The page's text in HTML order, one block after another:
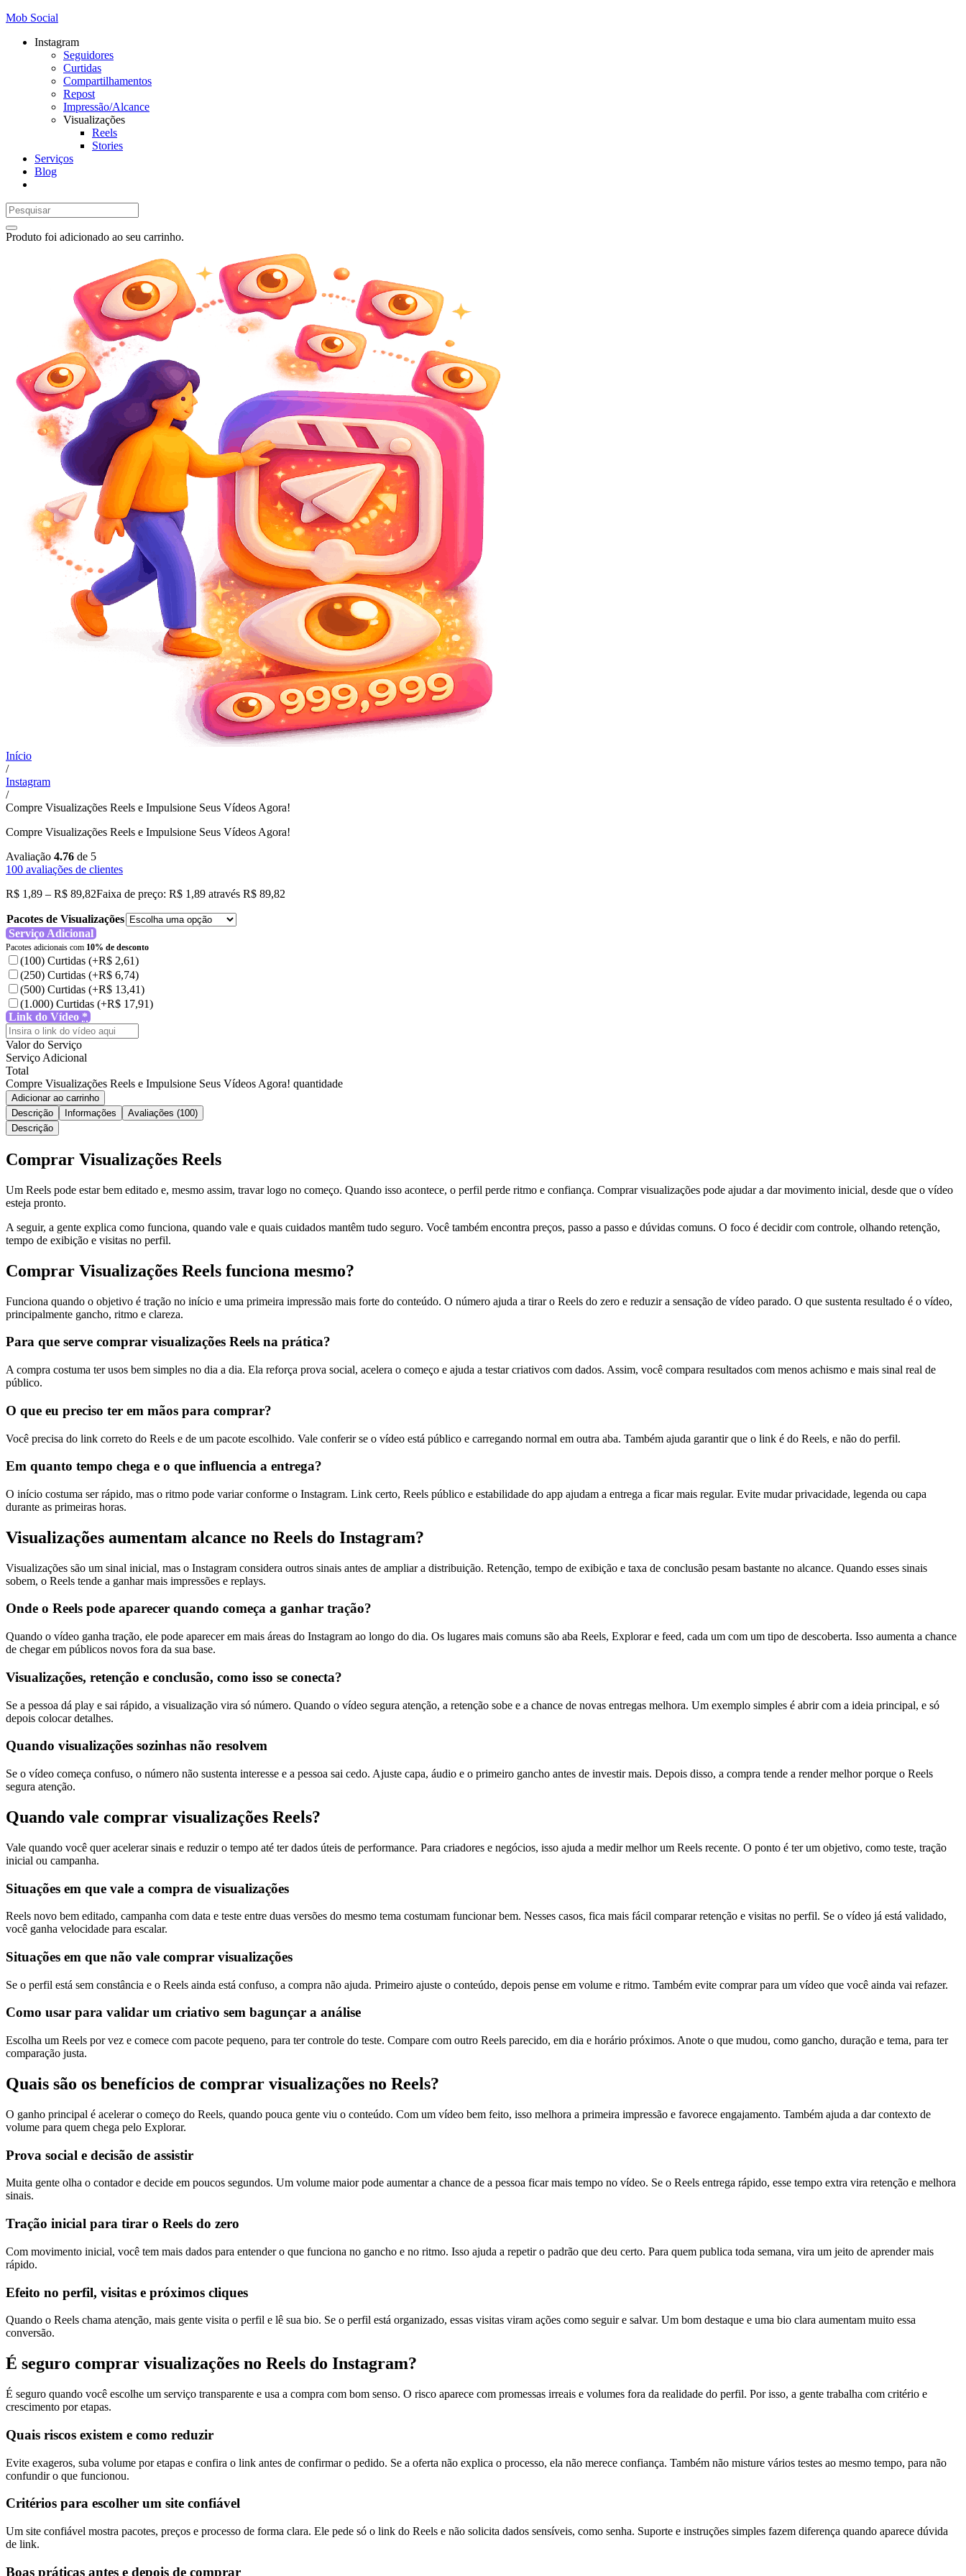
Mob Social
Instagram
Seguidores
Curtidas
Compartilhamentos
Repost
Impressão/Alcance
Visualizações
Reels
Stories
Serviços
Blog
Produto foi adicionado ao seu carrinho.
Início
/
Instagram
/
Compre Visualizações Reels e Impulsione Seus Vídeos Agora!
Compre Visualizações Reels e Impulsione Seus Vídeos Agora!
Avaliação 4.76 de 5
100 avaliações de clientes
R$ 1,89 – R$ 89,82Faixa de preço: R$ 1,89 através R$ 89,82
Pacotes de Visualizações
Serviço Adicional
Pacotes adicionais com 10% de desconto
(100) Curtidas (+R$ 2,61)
(250) Curtidas (+R$ 6,74)
(500) Curtidas (+R$ 13,41)
(1.000) Curtidas (+R$ 17,91)
Link do Vídeo *
Valor do Serviço
Serviço Adicional
Total
Compre Visualizações Reels e Impulsione Seus Vídeos Agora! quantidade
Adicionar ao carrinho
Descrição
Informações
Avaliações (100)
Descrição
Comprar Visualizações Reels
Um Reels pode estar bem editado e, mesmo assim, travar logo no começo. Quando isso acontece, o perfil perde ritmo e confiança. Comprar visualizações pode ajudar a dar movimento inicial, desde que o vídeo
esteja pronto.
A seguir, a gente explica como funciona, quando vale e quais cuidados mantêm tudo seguro. Você também encontra preços, passo a passo e dúvidas comuns. O foco é decidir com controle, olhando retenção,
tempo de exibição e visitas no perfil.
Comprar Visualizações Reels funciona mesmo?
Funciona quando o objetivo é tração no início e uma primeira impressão mais forte do conteúdo. O número ajuda a tirar o Reels do zero e reduzir a sensação de vídeo parado. O que sustenta resultado é o vídeo,
principalmente gancho, ritmo e clareza.
Para que serve comprar visualizações Reels na prática?
A compra costuma ter usos bem simples no dia a dia. Ela reforça prova social, acelera o começo e ajuda a testar criativos com dados. Assim, você compara resultados com menos achismo e mais sinal real de
público.
O que eu preciso ter em mãos para comprar?
Você precisa do link correto do Reels e de um pacote escolhido. Vale conferir se o vídeo está público e carregando normal em outra aba. Também ajuda garantir que o link é do Reels, e não do perfil.
Em quanto tempo chega e o que influencia a entrega?
O início costuma ser rápido, mas o ritmo pode variar conforme o Instagram. Link certo, Reels público e estabilidade do app ajudam a entrega a ficar mais regular. Evite mudar privacidade, legenda ou capa
durante as primeiras horas.
Visualizações aumentam alcance no Reels do Instagram?
Visualizações são um sinal inicial, mas o Instagram considera outros sinais antes de ampliar a distribuição. Retenção, tempo de exibição e taxa de conclusão pesam bastante no alcance. Quando esses sinais
sobem, o Reels tende a ganhar mais impressões e replays.
Onde o Reels pode aparecer quando começa a ganhar tração?
Quando o vídeo ganha tração, ele pode aparecer em mais áreas do Instagram ao longo do dia. Os lugares mais comuns são aba Reels, Explorar e feed, cada um com um tipo de descoberta. Isso aumenta a chance
de chegar em públicos novos fora da sua base.
Visualizações, retenção e conclusão, como isso se conecta?
Se a pessoa dá play e sai rápido, a visualização vira só número. Quando o vídeo segura atenção, a retenção sobe e a chance de novas entregas melhora. Um exemplo simples é abrir com a ideia principal, e só
depois colocar detalhes.
Quando visualizações sozinhas não resolvem
Se o vídeo começa confuso, o número não sustenta interesse e a pessoa sai cedo. Ajuste capa, áudio e o primeiro gancho antes de investir mais. Depois disso, a compra tende a render melhor porque o Reels
segura atenção.
Quando vale comprar visualizações Reels?
Vale quando você quer acelerar sinais e reduzir o tempo até ter dados úteis de performance. Para criadores e negócios, isso ajuda a medir melhor um Reels recente. O ponto é ter um objetivo, como teste, tração
inicial ou campanha.
Situações em que vale a compra de visualizações
Reels novo bem editado, campanha com data e teste entre duas versões do mesmo tema costumam funcionar bem. Nesses casos, fica mais fácil comparar retenção e visitas no perfil. Se o vídeo já está validado,
você ganha velocidade para escalar.
Situações em que não vale comprar visualizações
Se o perfil está sem constância e o Reels ainda está confuso, a compra não ajuda. Primeiro ajuste o conteúdo, depois pense em volume e ritmo. Também evite comprar para um vídeo que você ainda vai refazer.
Como usar para validar um criativo sem bagunçar a análise
Escolha um Reels por vez e comece com pacote pequeno, para ter controle do teste. Compare com outro Reels parecido, em dia e horário próximos. Anote o que mudou, como gancho, duração e tema, para ter
comparação justa.
Quais são os benefícios de comprar visualizações no Reels?
O ganho principal é acelerar o começo do Reels, quando pouca gente viu o conteúdo. Com um vídeo bem feito, isso melhora a primeira impressão e favorece engajamento. Também ajuda a dar contexto de
volume para quem chega pelo Explorar.
Prova social e decisão de assistir
Muita gente olha o contador e decide em poucos segundos. Um volume maior pode aumentar a chance de a pessoa ficar mais tempo no vídeo. Se o Reels entrega rápido, esse tempo extra vira retenção e melhora
sinais.
Tração inicial para tirar o Reels do zero
Com movimento inicial, você tem mais dados para entender o que funciona no gancho e no ritmo. Isso ajuda a repetir o padrão que deu certo. Para quem publica toda semana, vira um jeito de aprender mais
rápido.
Efeito no perfil, visitas e próximos cliques
Quando o Reels chama atenção, mais gente visita o perfil e lê sua bio. Se o perfil está organizado, essas visitas viram ações como seguir e salvar. Um bom destaque e uma bio clara aumentam muito essa
conversão.
É seguro comprar visualizações no Reels do Instagram?
É seguro quando você escolhe um serviço transparente e usa a compra com bom senso. O risco aparece com promessas irreais e volumes fora da realidade do perfil. Por isso, a gente trabalha com critério e
crescimento por etapas.
Quais riscos existem e como reduzir
Evite exageros, suba volume por etapas e confira o link antes de confirmar o pedido. Se a oferta não explica o processo, ela não merece confiança. Também não misture vários testes ao mesmo tempo, para não
confundir o que funcionou.
Critérios para escolher um site confiável
Um site confiável mostra pacotes, preços e processo de forma clara. Ele pede só o link do Reels e não solicita dados sensíveis, como senha. Suporte e instruções simples fazem diferença quando aparece dúvida
de link.
Boas práticas antes e depois de comprar